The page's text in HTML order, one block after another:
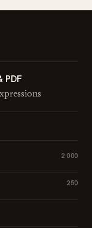
PDF
2 000
250